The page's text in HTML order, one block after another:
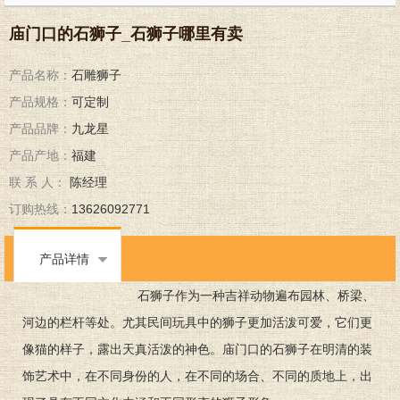
庙门口的石狮子_石狮子哪里有卖
产品名称： 石雕狮子
产品规格： 可定制
产品品牌： 九龙星
产品产地： 福建
联 系 人：
陈经理
订购热线：13626092771
产品详情
石狮子作为一种吉祥动物遍布园林、桥梁、
河边的栏杆等处。尤其民间玩具中的狮子更加活泼可爱，它们更
像猫的样子，露出天真活泼的神色。庙门口的石狮子在明清的装
饰艺术中，在不同身份的人，在不同的场合、不同的质地上，出